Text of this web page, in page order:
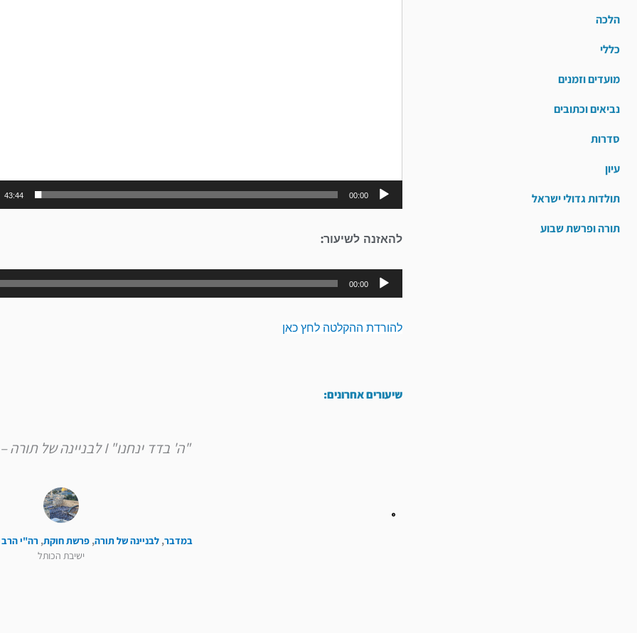
הלכה
כללי
מועדים וזמנים
נביאים וכתובים
סדרות
עיון
תולדות גדולי ישראל
תורה ופרשת שבוע
00:00
43:44
להאזנה לשיעור:
נגן
אודיו
00:00
להורדת ההקלטה לחץ כאן
שיעורים אחרונים:
"ה' בדד ינחנו" I לבניינה של תורה – פרשת חוקת
במדבר, לבניינה של תורה, פרשת חוקת, רה"י הרב
ישיבת הכותל